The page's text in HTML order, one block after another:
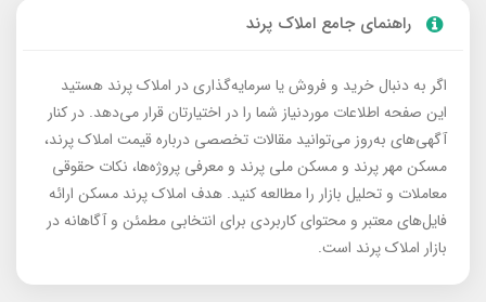
راهنمای جامع املاک پرند
اگر به دنبال خرید و فروش یا سرمایه‌گذاری در املاک پرند هستید
این صفحه اطلاعات موردنیاز شما را در اختیارتان قرار می‌دهد. در کنار
آگهی‌های به‌روز می‌توانید مقالات تخصصی درباره قیمت املاک پرند،
مسکن مهر پرند و مسکن ملی پرند و معرفی پروژه‌ها، نکات حقوقی
معاملات و تحلیل بازار را مطالعه کنید. هدف املاک پرند مسکن ارائه
فایل‌های معتبر و محتوای کاربردی برای انتخابی مطمئن و آگاهانه در
بازار املاک پرند است.